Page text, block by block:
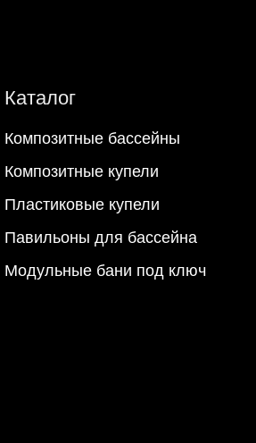
Каталог
Композитные бассейны
Композитные купели
Пластиковые купели
Павильоны для бассейна
Модульные бани под ключ